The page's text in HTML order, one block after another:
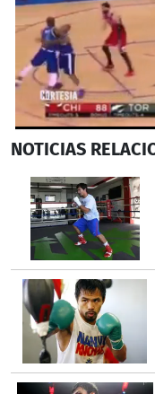
seconds
minute,
seconds
NOTICIAS